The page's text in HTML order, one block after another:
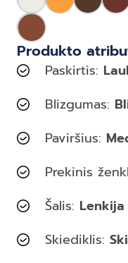
Produkto
Paskirtis:
Blizgumas:
Paviršius:
Prekinis
Šalis: Lenkija
Skiediklis: